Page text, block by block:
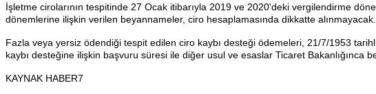
İşletme cirolarının tespitinde 27 Ocak itibarıyla 2019 ve 2020'deki vergilendirme
dönemlerine ilişkin verilen beyannameler, ciro hesaplamasında dikkatte alınmayacak.
Fazla veya yersiz ödendiği tespit edilen ciro kaybı desteği ödemeleri, 21/7/1953
kaybı desteğine ilişkin başvuru süresi ile diğer usul ve esaslar Ticaret Bakanlığınca
KAYNAK HABER7